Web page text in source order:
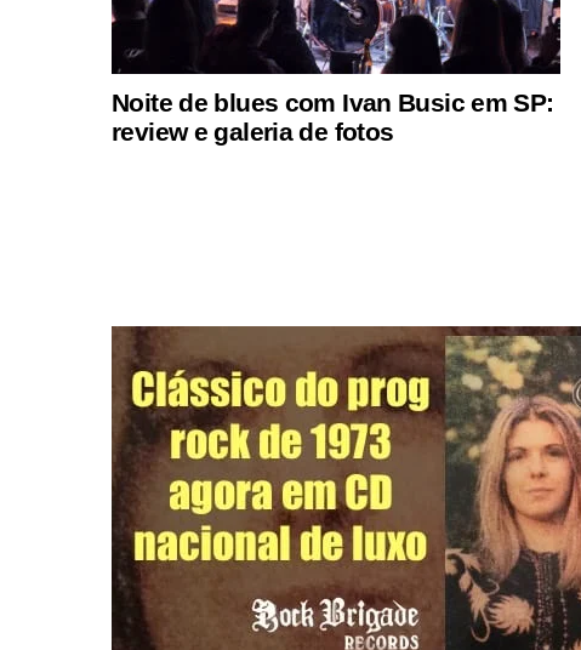
Noite de blues com Ivan Busic em SP:
review e galeria de fotos